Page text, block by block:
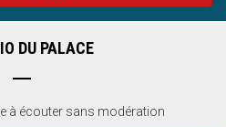
DU PALACE
à écouter sans modération